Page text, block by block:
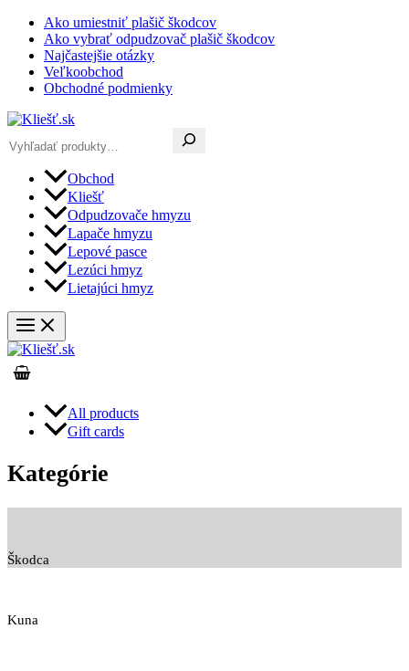
Preskočiť
obsah
Ako umiestniť plašič škodcov
Ako vybrať odpudzovač plašič škodcov
Najčastejšie otázky
Veľkoobchod
Obchodné podmienky
Obchod
Kliešť
Odpudzovače hmyzu
Lapače hmyzu
Lepové pasce
Lezúci hmyz
Lietajúci hmyz
All products
Gift cards
Kategórie
Škodca
Kuna